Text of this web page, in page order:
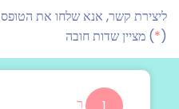
ליצירת קשר, אנא שלחו את הטופס
(
*) מציין שדות חובה
פרטי קשר